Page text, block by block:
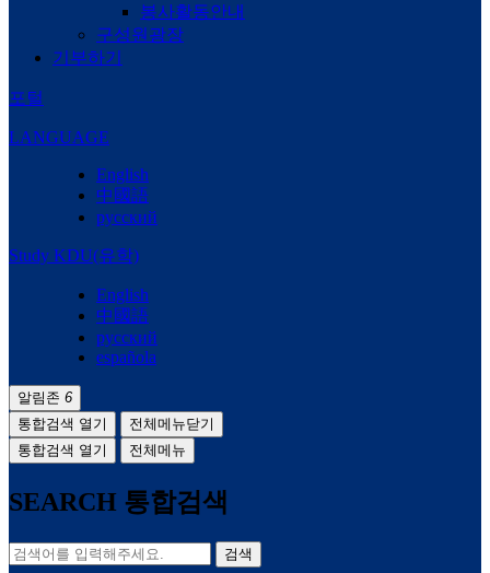
봉사활동안내
구성원광장
기부하기
포털
LANGUAGE
English
中國語
русский
Study KDU(유학)
English
中國語
русский
española
알림존 6
통합검색 열기
전체메뉴닫기
통합검색 열기
전체메뉴
SEARCH 통합검색
검색